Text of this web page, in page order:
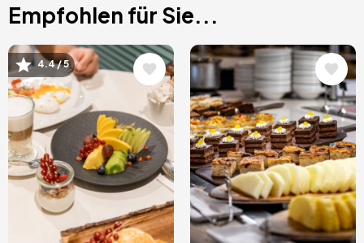
Empfohlen für Sie...
Bild4.4 / 5 Bild